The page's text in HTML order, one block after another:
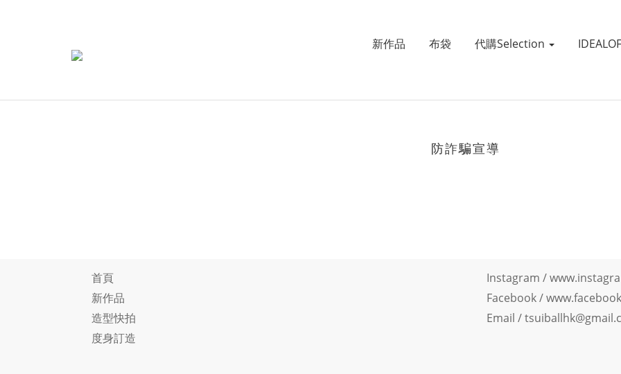
新作品 布袋 代購Selection
防詐騙宣導
首頁
新作品
造型快拍
度身訂造
Instagram /
Facebook/
Email /